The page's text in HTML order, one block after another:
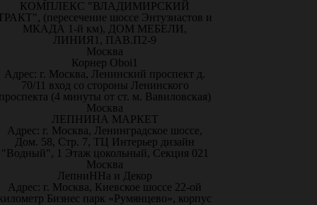
КОМПЛЕКС "ВЛАДИМИРСКИЙ
(пересечение шоссе Энтузиастов и
МКАДА 1-й км), ДОМ МЕБЕЛИ,
ЛИНИЯ1, ПАВ.П2-9
Москва
Корнер Oboi1
Адрес: г. Москва, Ленинский проспект д.
70/11 вход со стороны Ленинского
(4 минуты от ст. м. Вавиловская)
Москва
ЛЕПНИНА МАРКЕТ
Адрес: г. Москва, Ленинградское шоссе,
Дом. 58, Стр. 7, ТЦ Интерьер дизайн
"Водный", 1 Этаж цокольный, Секция 021
Москва
ЛепниННа и Декор
Адрес: г. Москва, Киевское шоссе 22-ой
Бизнес парк «Румянцево», корпус